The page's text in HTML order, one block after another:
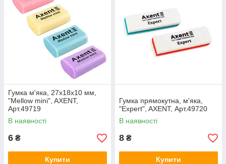
Гумка м'яка, 27x18x10 мм,
"Mellow mini", AXENT,
Арт.49719
В наявності
6 ₴
Купити
Гумка прямокутна, м'яка,
"Expert", AXENT, Арт.49720
В наявності
8 ₴
Купити